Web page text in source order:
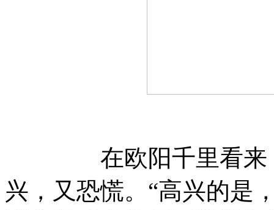
在欧阳千里看来，
兴，又恐慌。“高兴的是